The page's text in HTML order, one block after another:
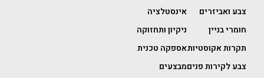
צבע ואביזרים
חומרי בניין
תקרות אקוסטיות
צבע לקירות פנים
אינסטלציה
ניקיון ותחזוקה
אספקה טכנית
מבצעים